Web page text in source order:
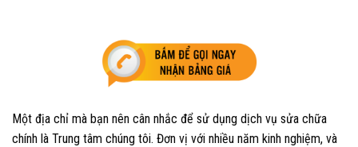
Một địa chỉ mà bạn nên cân nhắc để sử dụng dịch vụ sửa chữa
chính là Trung tâm chúng tôi. Đơn vị với nhiều năm kinh nghiệm, và